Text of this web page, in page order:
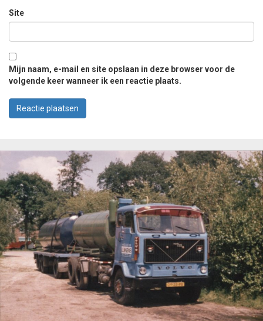
Site
Mijn naam, e-mail en site opslaan in deze browser voor de
volgende keer wanneer ik een reactie plaats.